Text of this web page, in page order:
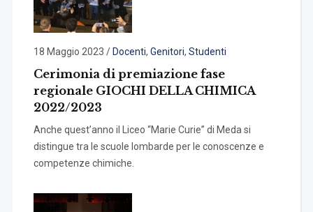
18 Maggio 2023 / Docenti, Genitori, Studenti
Cerimonia di premiazione fase
regionale GIOCHI DELLA CHIMICA
2022/2023
Anche quest’anno il Liceo “Marie Curie” di Meda si
distingue tra le scuole lombarde per le conoscenze e
competenze chimiche.